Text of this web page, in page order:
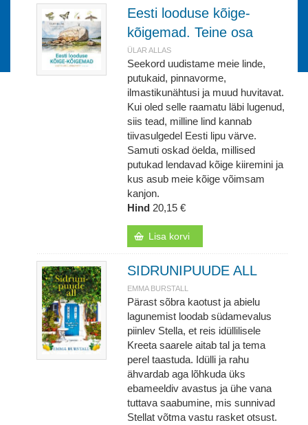
Eesti looduse kõige-
kõigemad. Teine osa
ÜLAR ALLAS
Seekord uudistame meie linde,
putukaid, pinnavorme,
ilmastikunähtusi ja muud huvitavat.
Kui oled selle raamatu läbi lugenud,
siis tead, milline lind kannab
tiivasulgedel Eesti lipu värve.
Samuti oskad öelda, millised
putukad lendavad kõige kiiremini ja
kus asub meie kõige võimsam
kanjon.
Hind 20,15 €
Lisa korvi
SIDRUNIPUUDE ALL
EMMA BURSTALL
Pärast sõbra kaotust ja abielu
lagunemist loodab südamevalus
piinlev Stella, et reis idüllilisele
Kreeta saarele aitab tal ja tema
perel taastuda. Idülli ja rahu
ähvardab aga lõhkuda üks
ebameeldiv avastus ja ühe vana
tuttava saabumine, mis sunnivad
Stellat võtma vastu rasket otsust.